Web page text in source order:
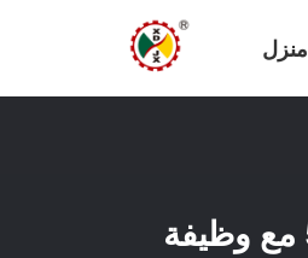
منزل
آلة قطع المنشار الكاملة ذاتية المحور 5 مع وظيفة